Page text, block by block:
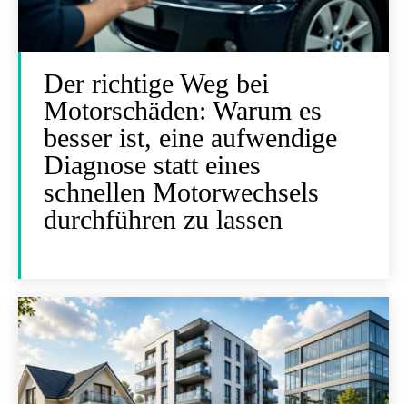
Der richtige Weg bei
Motorschäden: Warum es
besser ist, eine aufwendige
Diagnose statt eines
schnellen Motorwechsels
durchführen zu lassen